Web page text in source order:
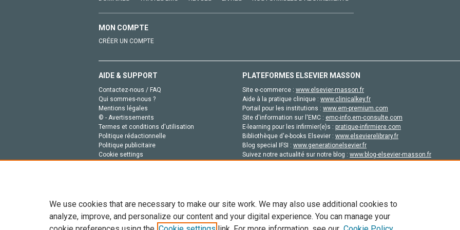
MON COMPTE
CRÉER UN COMPTE
AIDE & SUPPORT
Contactez-nous / FAQ
Qui sommes-nous ?
Mentions légales
© - Avertissements
Termes et conditions d'utilisation
Politique rédactionnelle
Politique publicitaire
Cookie settings
PLATEFORMES ELSEVIER MASSON
Site e-commerce : www.elsevier-masson.fr
Aide à la pratique clinique : www.clinicalkey.fr
Portail pour les institutions : www.em-premium.com
Site d'information sur l'EMC : emc-info.em-consulte.com
E-learning pour les infirmier(e)s : pratique-infirmiere.com
Bibliothèque d'e-books Elsevier : www.elsevierelibrary.fr
Blog special IFSI : www.generationelsevier.fr
Suivez notre actualité sur notre blog : www.blog-elsevier-masson.fr
We use cookies that are necessary to make our site work. We may also use additional cookies to
analyze, improve, and personalize our content and your digital experience. You can manage your